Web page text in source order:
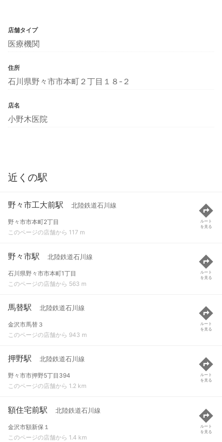
店舗タイプ
医療機関
住所
石川県野々市市本町２丁目１８-２
店名
小野木医院
近くの駅
野々市工大前駅 北陸鉄道石川線
野々市市本町2丁目
このページの店舗から 117 m
ルート
を見る
野々市駅 北陸鉄道石川線
石川県野々市市本町1丁目
このページの店舗から 563 m
ルート
を見る
馬替駅 北陸鉄道石川線
金沢市馬替３
このページの店舗から 943 m
ルート
を見る
押野駅 北陸鉄道石川線
野々市市押野5丁目394
このページの店舗から 1.2 km
ルート
を見る
額住宅前駅 北陸鉄道石川線
金沢市額新保１
このページの店舗から 1.4 km
ルート
を見る